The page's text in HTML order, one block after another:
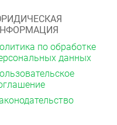
по обработке
данных